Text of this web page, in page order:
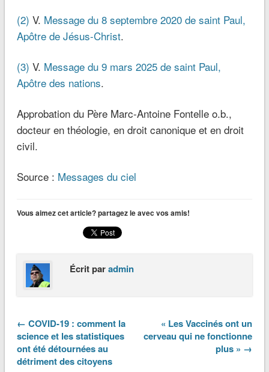
(2) V. Message du 8 septembre 2020 de saint Paul,
Apôtre de Jésus-Christ.
(3) V. Message du 9 mars 2025 de saint Paul,
Apôtre des nations.
Approbation du Père Marc-Antoine Fontelle o.b.,
docteur en théologie, en droit canonique et en droit
civil.
Source : Messages du ciel
Vous aimez cet article? partagez le avec vos amis!
Écrit paradmin
← COVID-19 : comment la
science et les statistiques
ont été détournées au
détriment des citoyens
« Les Vaccinés ont un
cerveau qui ne fonctionne
plus » →